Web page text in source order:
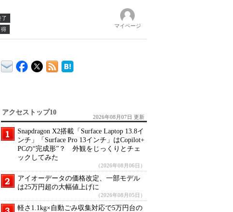
マイページ
アクセストップ10
2026年08月07日 更新
Snapdragon X2搭載「Surface Laptop 13.8イ
ンチ」「Surface Pro 13インチ」はCopilot+
PCの“完成形”？ 外観をじっくりとチェ
ックしてみた
（2026年08月06日）
アイオーデータの価格改定、一部モデル
は25万円超の大幅値上げに
（2026年08月05日）
軽さ1.1kg×自動ごみ収集対応で5万円台の